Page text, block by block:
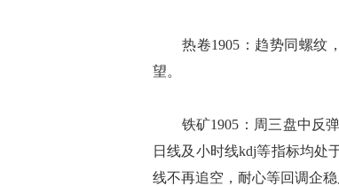
热卷1905：趋势同螺纹，
望。
铁矿1905：周三盘中反弹
日线及小时线kdj等指标均处
线不再追空，耐心等回调企稳